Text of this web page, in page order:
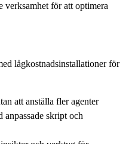
verksamhet för att optimera
lågkostnadsinstallationer för
att anställa fler agenter
anpassade skript och